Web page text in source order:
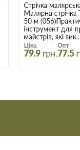
Стрічка
Малярна
50 м
інструмент для
майстрів, які вик..
Ціна
79.9 грн.
Опт
77.5